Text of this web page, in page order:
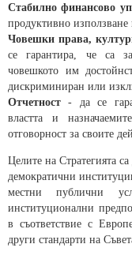
Стабилно финансово
продуктивно
Човешки права,
се гарантира, че са
човешкото им
дискриминиран или
Отчетност - да се
властта и
отговорност за своите
Целите на Стратегията
демократични
местни публични
институционални
в съответствие с
други стандарти на